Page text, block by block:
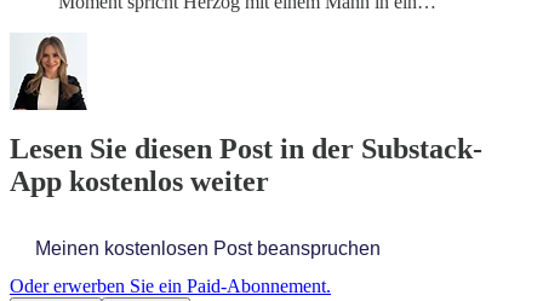
Lesen Sie diesen Post in der Substack-
App kostenlos weiter
Meinen kostenlosen Post beanspruchen
Oder erwerben Sie ein Paid-Abonnement.